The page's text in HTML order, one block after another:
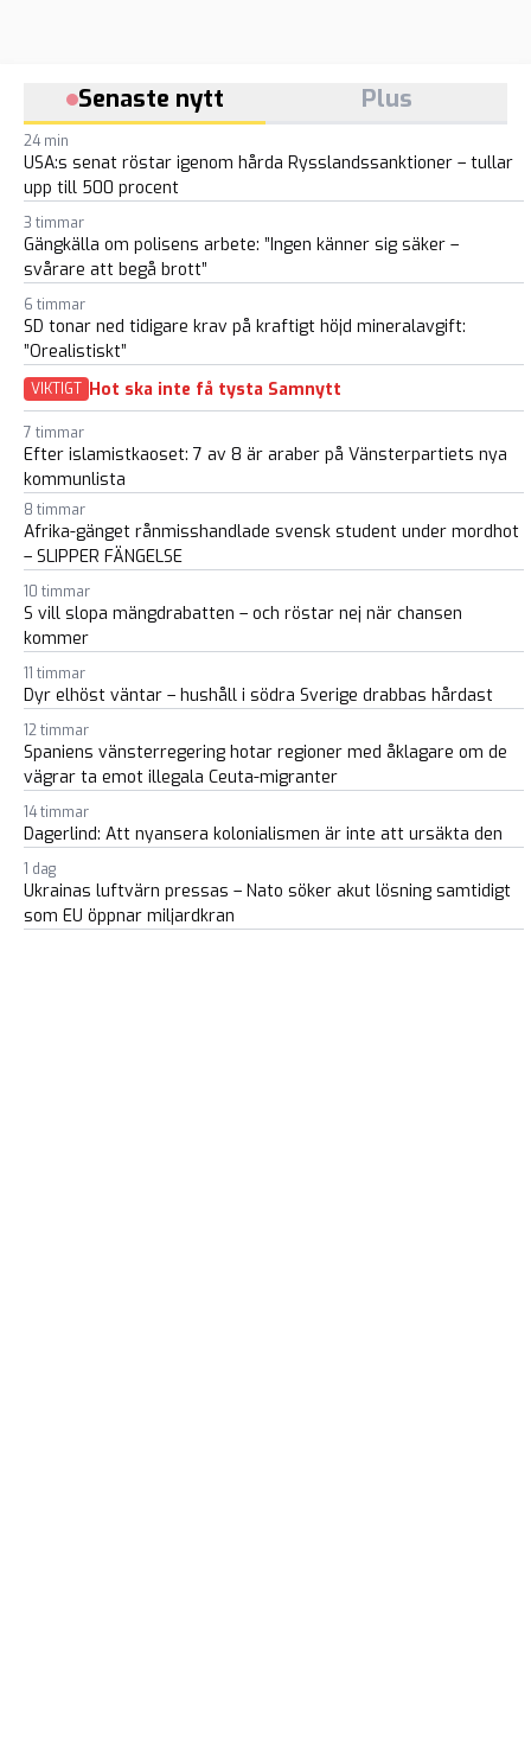
Senaste nytt Plus
24 min
USA:s senat röstar igenom hårda Rysslandssanktioner – tullar
upp till 500 procent
3 timmar
Gängkälla om polisens arbete: ”Ingen känner sig säker –
svårare att begå brott”
6 timmar
SD tonar ned tidigare krav på kraftigt höjd mineralavgift:
”Orealistiskt”
VIKTIGT Hot ska inte få tysta Samnytt
7 timmar
Efter islamistkaoset: 7 av 8 är araber på Vänsterpartiets nya
kommunlista
8 timmar
Afrika-gänget rånmisshandlade svensk student under mordhot
– SLIPPER FÄNGELSE
10 timmar
S vill slopa mängdrabatten – och röstar nej när chansen
kommer
11 timmar
Dyr elhöst väntar – hushåll i södra Sverige drabbas hårdast
12 timmar
Spaniens vänsterregering hotar regioner med åklagare om de
vägrar ta emot illegala Ceuta-migranter
14 timmar
Dagerlind: Att nyansera kolonialismen är inte att ursäkta den
1 dag
Ukrainas luftvärn pressas – Nato söker akut lösning samtidigt
som EU öppnar miljardkran